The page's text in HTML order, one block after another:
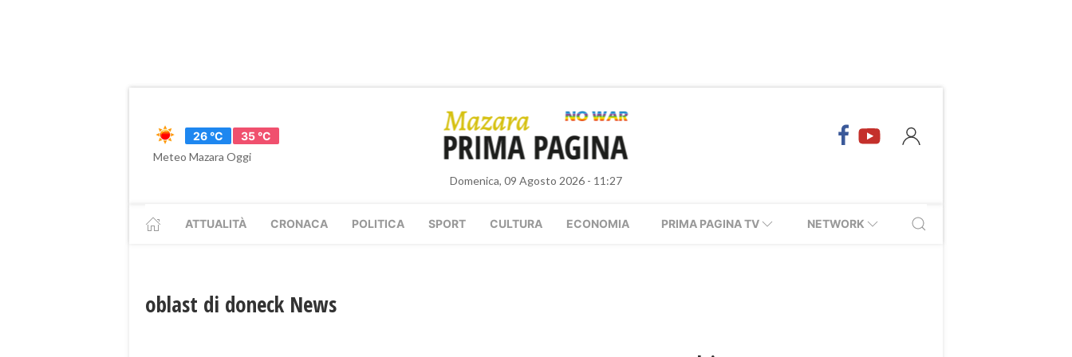
26 °C
35 °C
Meteo Mazara Oggi
Domenica, 09 Agosto 2026 - 11:27
ATTUALITÀ CRONACA POLITICA SPORT CULTURA ECONOMIA PRIMA PAGINA TV NETWORK
oblast di doneck News